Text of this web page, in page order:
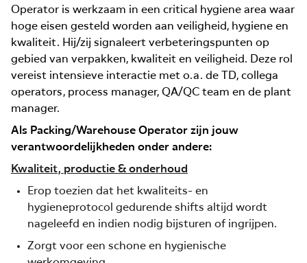
Operator is werkzaam in een critical hygiene area waar
hoge eisen gesteld worden aan veiligheid, hygiene en
kwaliteit. Hij/zij signaleert verbeteringspunten op
gebied van verpakken, kwaliteit en veiligheid. Deze rol
vereist intensieve interactie met o.a. de TD, collega
operators, process manager, QA/QC team en de plant
manager.
Als Packing/Warehouse Operator zijn jouw
verantwoordelijkheden onder andere:
Kwaliteit, productie & onderhoud
Erop toezien dat het kwaliteits- en
hygieneprotocol gedurende shifts altijd wordt
nageleefd en indien nodig bijsturen of ingrijpen.
Zorgt voor een schone en hygienische